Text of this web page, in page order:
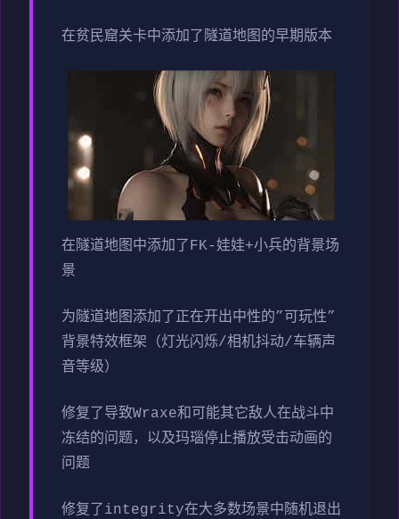
在贫民窟关卡中添加了隧道地图的早期版本
在隧道地图中添加了FK-娃娃+小兵的背景场
景
为隧道地图添加了正在开出中性的”可玩性”
背景特效框架（灯光闪烁/相机抖动/车辆声
音等级）
修复了导致Wraxe和可能其它敌人在战斗中
冻结的问题，以及玛瑙停止播放受击动画的
问题
修复了integrity在大多数场景中随机退出